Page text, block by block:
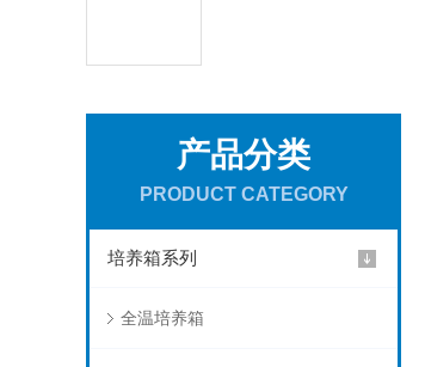
产品分类
PRODUCT CATEGORY
培养箱系列
全温培养箱